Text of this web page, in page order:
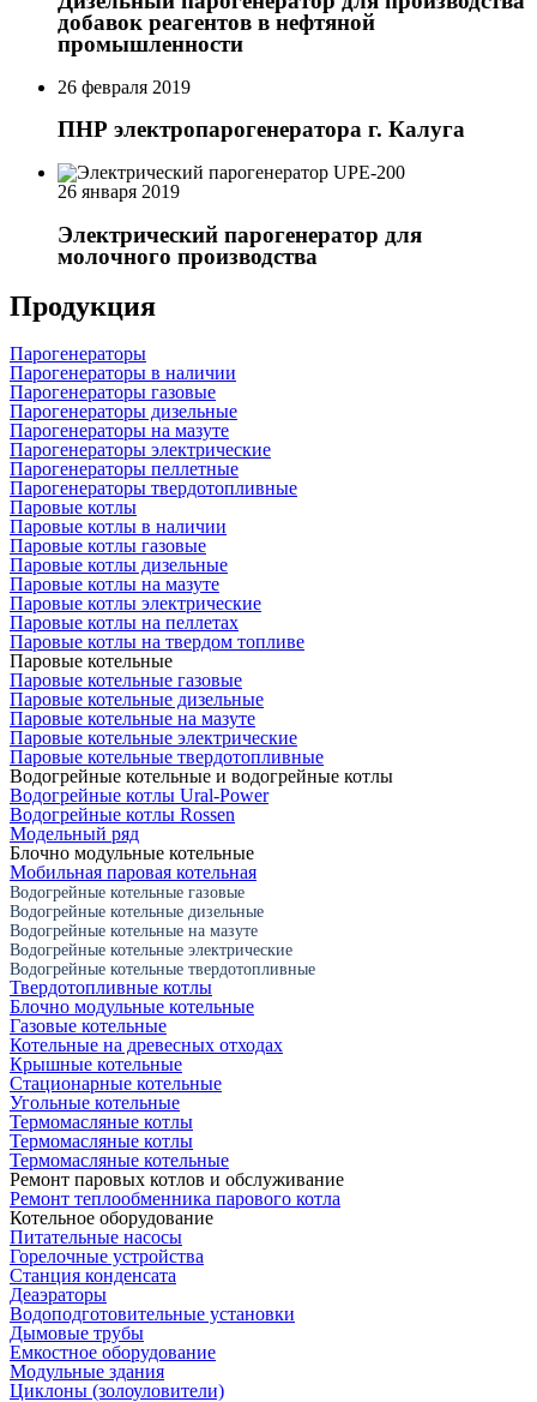
добавок реагентов в нефтяной
промышленности
26 февраля 2019
ПНР электропарогенератора г. Калуга
26 января 2019
Электрический парогенератор для
молочного производства
Продукция
Парогенераторы
Парогенераторы в наличии
Парогенераторы газовые
Парогенераторы дизельные
Парогенераторы на мазуте
Парогенераторы электрические
Парогенераторы пеллетные
Парогенераторы твердотопливные
Паровые котлы
Паровые котлы в наличии
Паровые котлы газовые
Паровые котлы дизельные
Паровые котлы на мазуте
Паровые котлы электрические
Паровые котлы на пеллетах
Паровые котлы на твердом топливе
Паровые котельные
Паровые котельные газовые
Паровые котельные дизельные
Паровые котельные на мазуте
Паровые котельные электрические
Паровые котельные твердотопливные
Водогрейные котельные и водогрейные котлы
Водогрейные котлы Ural-Power
Водогрейные котлы Rossen
Модельный ряд
Блочно модульные котельные
Мобильная паровая котельная
Водогрейные котельные газовые
Водогрейные котельные дизельные
Водогрейные котельные на мазуте
Водогрейные котельные электрические
Водогрейные котельные твердотопливные
Твердотопливные котлы
Блочно модульные котельные
Газовые котельные
Котельные на древесных отходах
Крышные котельные
Стационарные котельные
Угольные котельные
Термомасляные котлы
Термомасляные котлы
Термомасляные котельные
Ремонт паровых котлов и обслуживание
Ремонт теплообменника парового котла
Котельное оборудование
Питательные насосы
Горелочные устройства
Станция конденсата
Деаэраторы
Водоподготовительные установки
Дымовые трубы
Емкостное оборудование
Mодульные здания
Циклоны (золоуловители)